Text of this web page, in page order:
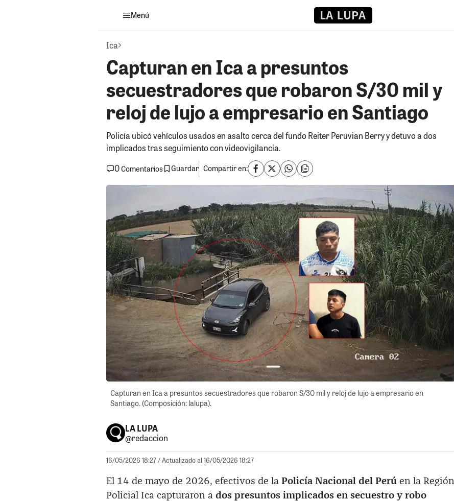
Menú
Ica
Capturan en Ica a presuntos
secuestradores que robaron S/30 mil y
reloj de lujo a empresario en Santiago
Policía ubicó vehículos usados en asalto cerca del fundo Reiter Peruvian Berry y detuvo a dos
implicados tras seguimiento con videovigilancia.
0Comentarios Guardar Compartir en:
Capturan en Ica a presuntos secuestradores que robaron S/30 mil y reloj de lujo a empresario en
Santiago. (Composición: lalupa).
LA LUPA
@redaccion
16/05/2026 18:27/ Actualizado al 16/05/2026 18:27
El 14 de mayo de 2026, efectivos de la Policía Nacional del Perú en la Región
Policial Ica capturaron a dos presuntos implicados en secuestro y robo